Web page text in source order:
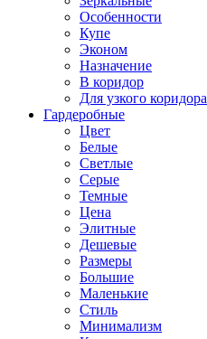
Особенности
Купе
Эконом
Назначение
В коридор
Для узкого коридора
Гардеробные
Цвет
Белые
Светлые
Серые
Темные
Цена
Элитные
Дешевые
Размеры
Большие
Маленькие
Стиль
Минимализм